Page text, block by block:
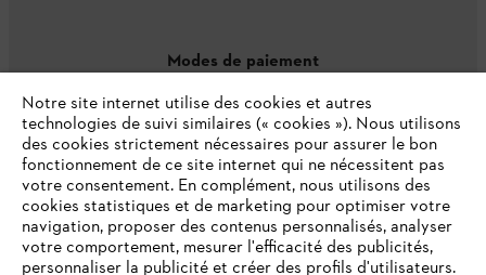
Modes de paiement
Notre site internet utilise des cookies et autres
technologies de suivi similaires (« cookies »). Nous utilisons
des cookies strictement nécessaires pour assurer le bon
fonctionnement de ce site internet qui ne nécessitent pas
votre consentement. En complément, nous utilisons des
cookies statistiques et de marketing pour optimiser votre
navigation, proposer des contenus personnalisés, analyser
votre comportement, mesurer l'efficacité des publicités,
personnaliser la publicité et créer des profils d'utilisateurs.